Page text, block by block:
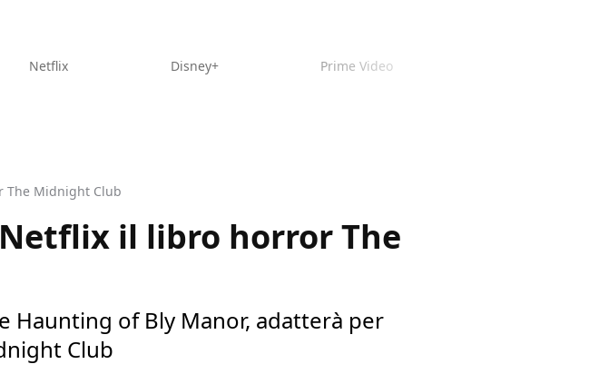
Netflix Disney+ Prime Video
The Midnight Club
il libro horror The
Haunting of Bly Manor, adatterà per
Club